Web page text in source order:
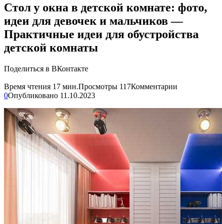
Стол у окна в детской комнате: фото,
идеи для девочек и мальчиков —
Практичные идеи для обустройства
детской комнаты
Поделиться в ВКонтакте
Время чтения 17 мин.Просмотры 117Комментарии
0Опубликовано 11.10.2023